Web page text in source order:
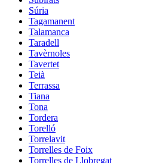
Súria
Tagamanent
Talamanca
Taradell
Tavèrnoles
Tavertet
Teià
Terrassa
Tiana
Tona
Tordera
Torelló
Torrelavit
Torrelles de Foix
Torrelles de Llobregat